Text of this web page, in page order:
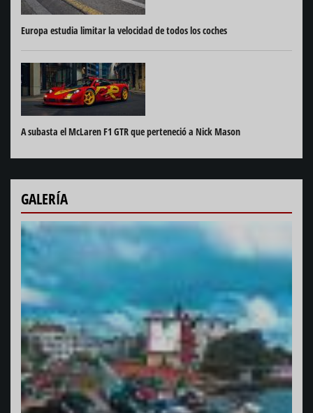
Europa estudia limitar la velocidad de todos los coches
A subasta el McLaren F1 GTR que perteneció a Nick Mason
GALERÍA